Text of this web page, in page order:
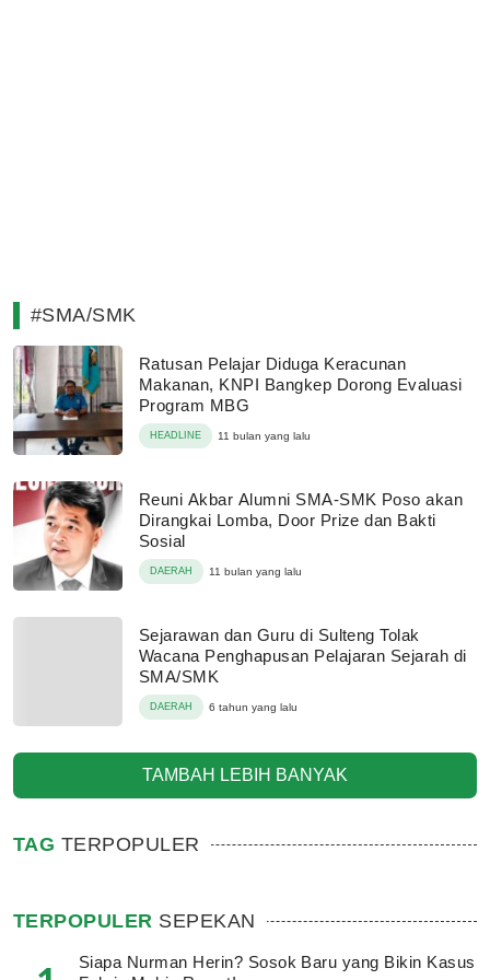
#SMA/SMK
Ratusan Pelajar Diduga Keracunan
Makanan, KNPI Bangkep Dorong Evaluasi
Program MBG
HEADLINE 11 bulan yang lalu
Reuni Akbar Alumni SMA-SMK Poso akan
Dirangkai Lomba, Door Prize dan Bakti
Sosial
DAERAH 11 bulan yang lalu
Sejarawan dan Guru di Sulteng Tolak
Wacana Penghapusan Pelajaran Sejarah di
SMA/SMK
DAERAH 6 tahun yang lalu
TAMBAH LEBIH BANYAK
TAG TERPOPULER
TERPOPULER SEPEKAN
Siapa Nurman Herin? Sosok Baru yang Bikin Kasus